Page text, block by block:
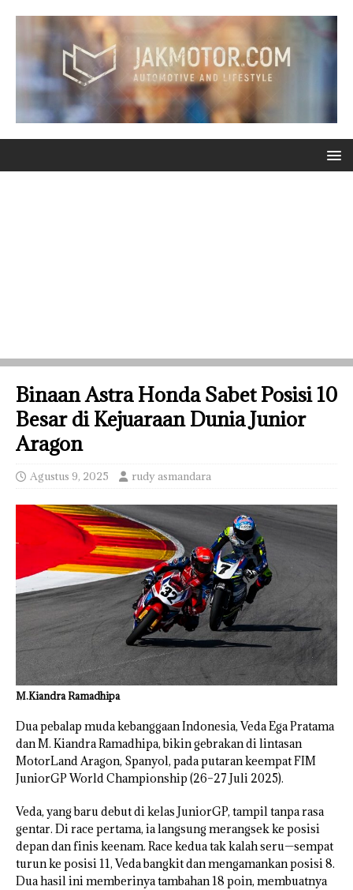
Binaan Astra Honda Sabet Posisi 10
Besar di Kejuaraan Dunia Junior
Aragon
Agustus 9, 2025 rudy asmandara
M.Kiandra Ramadhipa
Dua pebalap muda kebanggaan Indonesia, Veda Ega Pratama
dan M. Kiandra Ramadhipa, bikin gebrakan di lintasan
MotorLand Aragon, Spanyol, pada putaran keempat FIM
JuniorGP World Championship (26–27 Juli 2025).
Veda, yang baru debut di kelas JuniorGP, tampil tanpa rasa
gentar. Di race pertama, ia langsung merangsek ke posisi
depan dan finis keenam. Race kedua tak kalah seru—sempat
turun ke posisi 11, Veda bangkit dan mengamankan posisi 8.
Dua hasil ini memberinya tambahan 18 poin, membuatnya